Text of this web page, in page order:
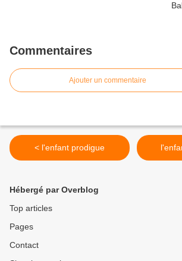
Commentaires
Ajouter un commentaire
< l'enfant prodigue
Hébergé par Overblog
Top articles
Pages
Contact